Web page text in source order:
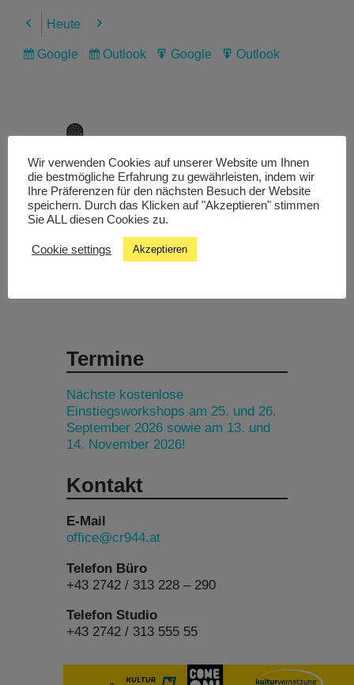
Previous
Heute Next
Subscribe
Google
Subscribe
Outlook
Export
Google
Export
Outlook
Livestream
Studiochat
Termine
Nächste kostenlose
Einstiegsworkshops am 25. und 26.
September 2026 sowie am 13. und
14. November 2026!
Kontakt
E-Mail
office@cr944.at
Telefon Büro
+43 2742 / 313 228 – 290
Telefon Studio
+43 2742 / 313 555 55
Wir verwenden Cookies auf unserer Website um Ihnen
die bestmögliche Erfahrung zu gewährleisten, indem wir
Ihre Präferenzen für den nächsten Besuch der Website
speichern. Durch das Klicken auf "Akzeptieren" stimmen
Sie ALL diesen Cookies zu.
Cookie settings Akzeptieren